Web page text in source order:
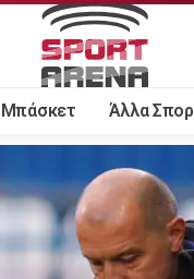
Μπάσκετ Άλλα Σπορ